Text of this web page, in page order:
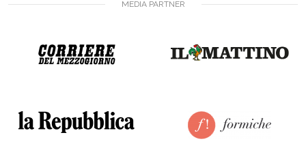
MEDIA PARTNER